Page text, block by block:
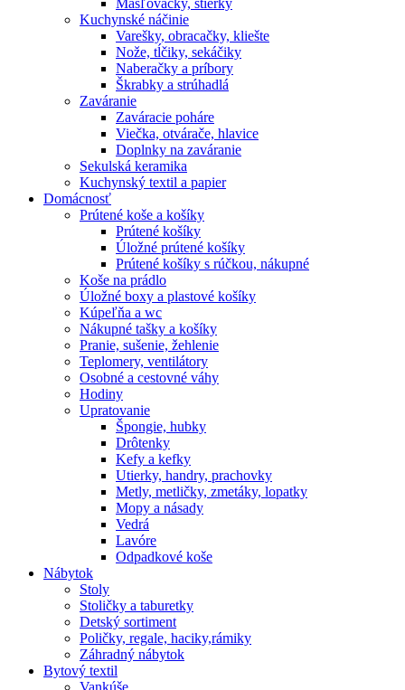
Masľovačky, stierky
Kuchynské náčinie
Varešky, obracačky, kliešte
Nože, tĺčiky, sekáčiky
Naberačky a príbory
Škrabky a strúhadlá
Zaváranie
Zaváracie poháre
Viečka, otvárače, hlavice
Doplnky na zaváranie
Sekulská keramika
Kuchynský textil a papier
Domácnosť
Prútené koše a košíky
Prútené košíky
Úložné prútené košíky
Prútené košíky s rúčkou, nákupné
Koše na prádlo
Úložné boxy a plastové košíky
Kúpeľňa a wc
Nákupné tašky a košíky
Pranie, sušenie, žehlenie
Teplomery, ventilátory
Osobné a cestovné váhy
Hodiny
Upratovanie
Špongie, hubky
Drôtenky
Kefy a kefky
Utierky, handry, prachovky
Metly, metličky, zmetáky, lopatky
Mopy a násady
Vedrá
Lavóre
Odpadkové koše
Nábytok
Stoly
Stoličky a taburetky
Detský sortiment
Poličky, regale, haciky,rámiky
Záhradný nábytok
Bytový textil
Vankúše